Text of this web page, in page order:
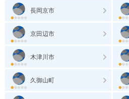
長岡京市
京田辺市
木津川市
久御山町